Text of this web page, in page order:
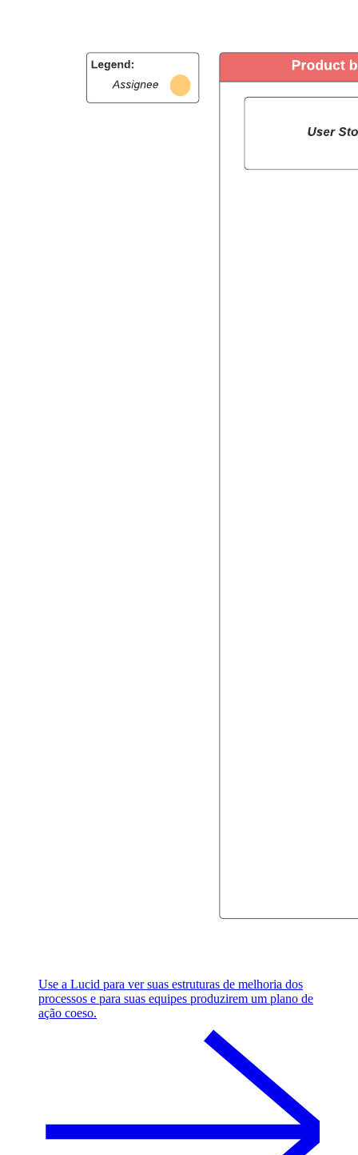
Use a Lucid para ver suas estruturas de melhoria dos
processos e para suas equipes produzirem um plano de
ação coeso.